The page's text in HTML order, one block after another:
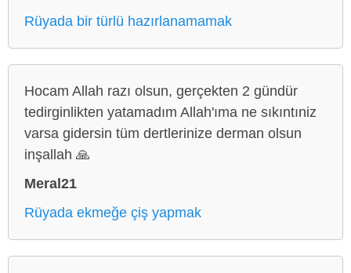
Rüyada bir türlü hazırlanamamak
Hocam Allah razı olsun, gerçekten 2 gündür
tedirginlikten yatamadım Allah'ıma ne sıkıntıniz
varsa gidersin tüm dertlerinize derman olsun
inşallah 🙏
Meral21
Rüyada ekmeğe çiş yapmak